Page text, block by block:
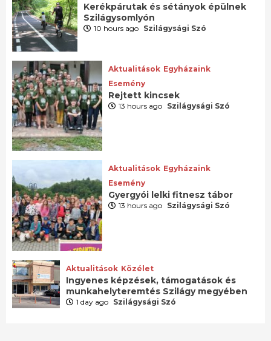
Kerékpárutak és sétányok épülnek
Szilágysomlyón
10 hours ago Szilágysági Szó
Aktualitások Egyházaink
Esemény
Rejtett kincsek
13 hours ago Szilágysági Szó
Aktualitások Egyházaink
Esemény
Gyergyói lelki fitnesz tábor
13 hours ago Szilágysági Szó
Aktualitások Közélet
Ingyenes képzések, támogatások és
munkahelyteremtés Szilágy megyében
1 day ago Szilágysági Szó